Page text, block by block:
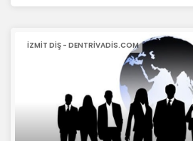
İZMIT DIŞ - DENTRIVADIS.COM